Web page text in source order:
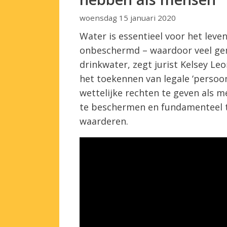
woensdag 15 januari 2020
Water is essentieel voor het
onbeschermd – waardoor veel
drinkwater, zegt jurist Kelsey
het toekennen van legale
wettelijke rechten te geven als
te beschermen en
waarderen.